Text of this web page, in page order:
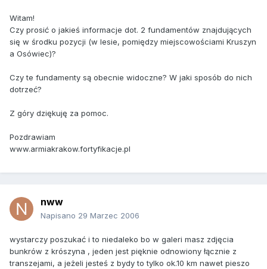
Witam!
Czy prosić o jakieś informacje dot. 2 fundamentów znajdujących
się w środku pozycji (w lesie, pomiędzy miejscowościami Kruszyn
a Osówiec)?
Czy te fundamenty są obecnie widoczne? W jaki sposób do nich
dotrzeć?
Z góry dziękuję za pomoc.
Pozdrawiam
www.armiakrakow.fortyfikacje.pl
nww
Napisano 29 Marzec 2006
wystarczy poszukać i to niedaleko bo w galeri masz zdjęcia
bunkrów z krószyna , jeden jest pięknie odnowiony łącznie z
transzejami, a jeżeli jesteś z bydy to tylko ok.10 km nawet pieszo